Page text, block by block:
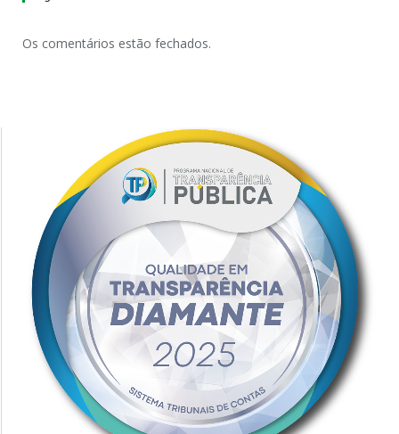
Os comentários estão fechados.